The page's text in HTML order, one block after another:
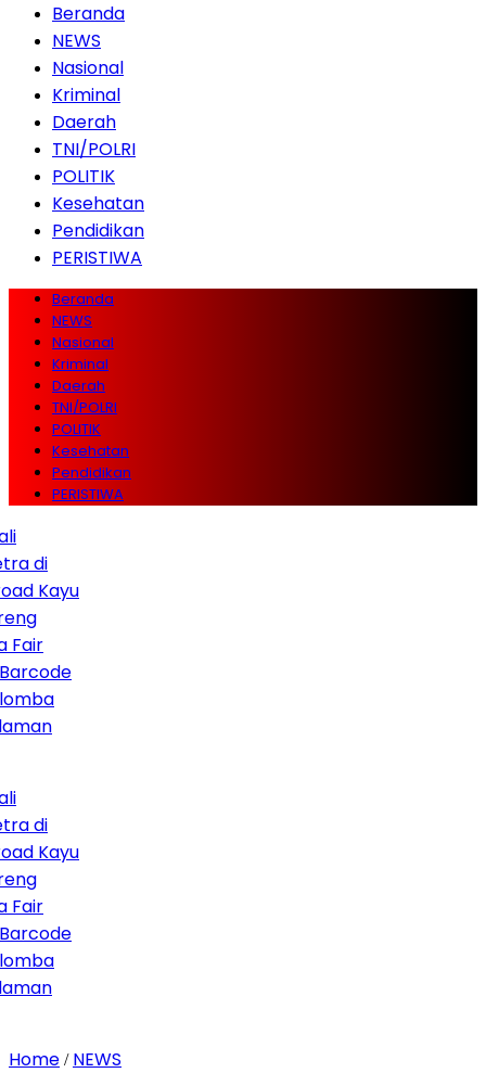
Beranda
NEWS
Nasional
Kriminal
Daerah
TNI/POLRI
POLITIK
Kesehatan
Pendidikan
PERISTIWA
Beranda
NEWS
Nasional
Kriminal
Daerah
TNI/POLRI
POLITIK
Kesehatan
Pendidikan
PERISTIWA
Home / NEWS